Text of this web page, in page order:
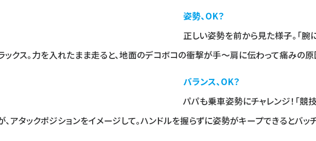
姿勢、OK？
正しい姿勢を前から見た様子。「腕
ックス。力を入れたまま走ると、地面のデコボコの衝撃が手〜肩に伝わって痛みの原
バランス、OK？
パパも乗車姿勢にチャレンジ！「競
、アタックポジションをイメージして。ハンドルを握らずに姿勢がキープできるとバッチ